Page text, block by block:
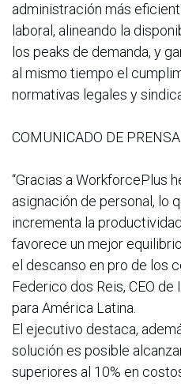
administración más
laboral, alineando la
los peaks de demanda, y
al mismo tiempo el
normativas legales y
COMUNICADO DE PRENSA
“Gracias a WorkforcePlus
asignación de personal, lo
incrementa la
favorece un mejor
el descanso en pro de los
Federico dos Reis, CEO de
para América Latina.
El ejecutivo destaca,
solución es posible
superiores al 10% en